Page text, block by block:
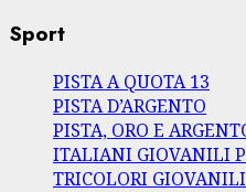
Sport
PISTA A QUOTA 13
PISTA D’ARGENTO
PISTA, ORO E
ITALIANI GIOVANILI
TRICOLORI